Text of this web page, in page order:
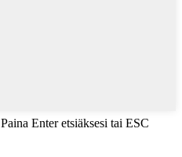
Paina Enter etsiäksesi tai ESC